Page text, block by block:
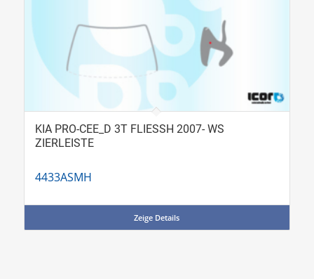
KIA PRO-CEE_D 3T FLIESSH 2007- WS
ZIERLEISTE
4433ASMH
Zeige Details